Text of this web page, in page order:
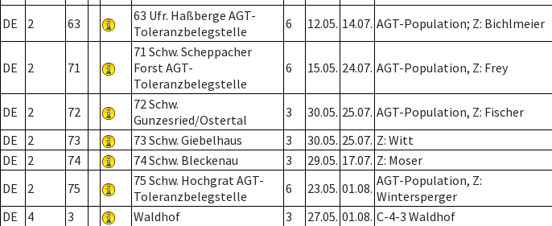
DE 2 63
63 Ufr. Haßberge AGT-
Toleranzbelegstelle
6 12.05. 14.07. AGT-Population; Z: Bichlmeier
DE 2 71
71 Schw. Scheppacher
Forst AGT-
Toleranzbelegstelle
6 15.05. 24.07. AGT-Population, Z: Frey
DE 2 72
72 Schw.
Gunzesried/Ostertal
3 30.05. 25.07. AGT-Population, Z: Fischer
DE
2 73 73 Schw. Giebelhaus 3 30.05. 25.07. Z: Witt
DE
2 74 74 Schw. Bleckenau 3 29.05. 17.07. Z: Moser
DE
2 75
75 Schw. Hochgrat AGT-
Toleranzbelegstelle
6 23.05. 01.08. AGT-Population, Z:
Wintersperger
DE
4 3 Waldhof 3 27.05. 01.08. C-4-3 Waldhof